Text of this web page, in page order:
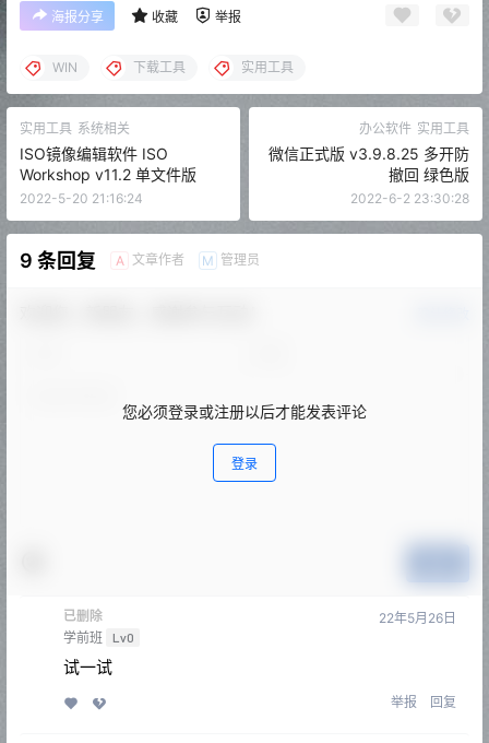
海报分享 收藏 举报
WIN 下载工具 实用工具
实用工具 系统相关
ISO镜像编辑软件 ISO
Workshop v11.2 单文件版
2022-5-20 21:16:24
办公软件 实用工具
微信正式版 v3.9.8.25 多开防
撤回 绿色版
2022-6-2 23:30:28
9 条回复 A 文章作者 M 管理员
您必须登录或注册以后才能发表评论
登录
已删除
学前班 Lv0
22年5月26日
试一试
举报 回复